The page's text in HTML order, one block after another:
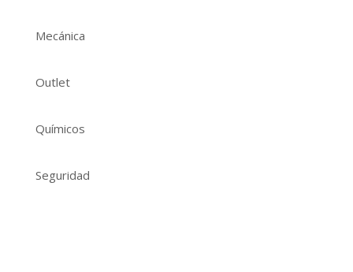
Mecánica
Outlet
Químicos
Seguridad